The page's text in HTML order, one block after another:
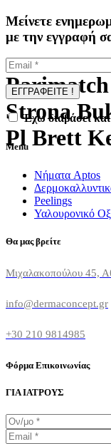
Strona
Pl Brett
Μείνετε
με την εγγραφή
Έχω διαβάσει
Menu
Νήματα Aptos
Peelings
Υαλουρονικό
Θα μας βρείτε
Μιχαλακοπούλου 45,
info@dermaconcept.gr
+30 210 9814985
Φόρμα Επικοινωνίας
ΓΙΑ ΙΑΤΡΟΥΣ